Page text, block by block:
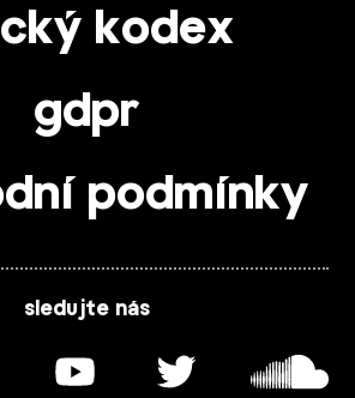
kodex
gdpr
podmínky
sledujte nás